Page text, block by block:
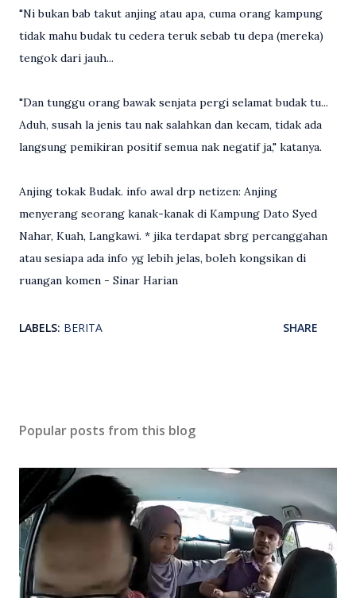
"Ni bukan bab takut anjing atau apa, cuma orang kampung
tidak mahu budak tu cedera teruk sebab tu depa (mereka)
tengok dari jauh...
"Dan tunggu orang bawak senjata pergi selamat budak tu...
Aduh, susah la jenis tau nak salahkan dan kecam, tidak ada
langsung pemikiran positif semua nak negatif ja," katanya.
Anjing tokak Budak. info awal drp netizen: Anjing
menyerang seorang kanak-kanak di Kampung Dato Syed
Nahar, Kuah, Langkawi. * jika terdapat sbrg percanggahan
atau sesiapa ada info yg lebih jelas, boleh kongsikan di
ruangan komen - Sinar Harian
LABELS: BERITA SHARE
Popular posts from this blog